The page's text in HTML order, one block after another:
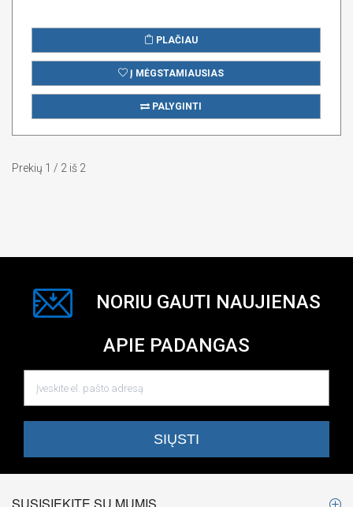
PLAČIAU
Į MĖGSTAMIAUSIAS
PALYGINTI
Prekių 1 / 2 iš 2
NORIU GAUTI NAUJIENAS
APIE PADANGAS
SUSISIEKITE SU MUMIS